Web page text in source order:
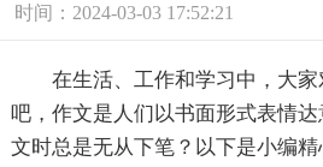
时间：2024-03-03 17:52:21
在生活、工作和学习中，大家
吧，作文是人们以书面形式表情
文时总是无从下笔？以下是小编